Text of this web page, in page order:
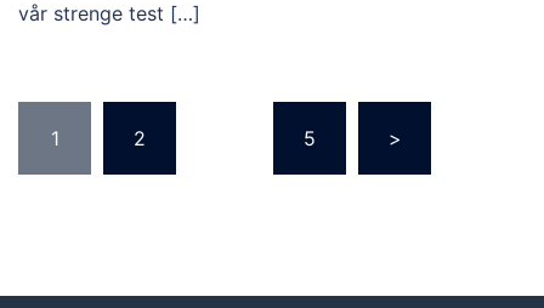
vår strenge test […]
1 2 5 >